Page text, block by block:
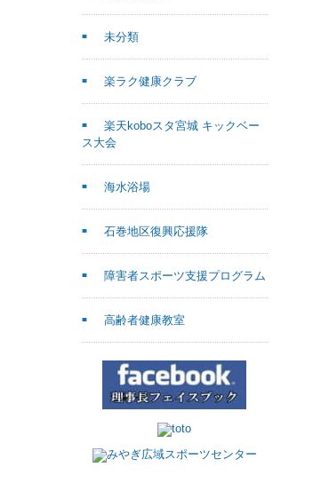
未分類
楽ラク健康クラブ
楽天koboスタ宮城 キックベー
ス大会
海水浴場
石巻地区復興応援隊
障害者スポーツ支援プログラム
高齢者健康教室